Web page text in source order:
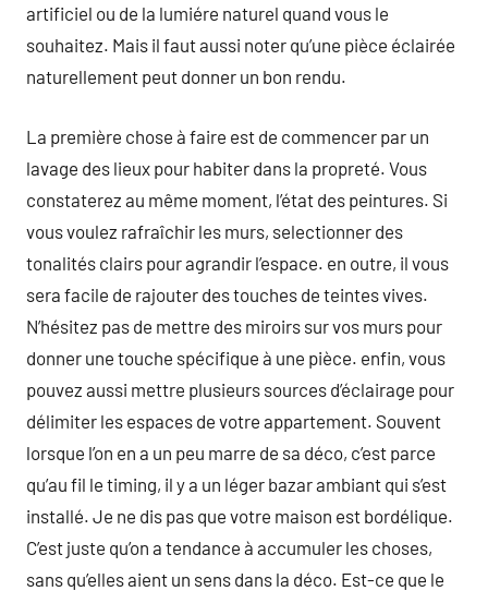
artificiel ou de la lumiére naturel quand vous le
souhaitez. Mais il faut aussi noter qu’une pièce éclairée
naturellement peut donner un bon rendu.
La première chose à faire est de commencer par un
lavage des lieux pour habiter dans la propreté. Vous
constaterez au même moment, l’état des peintures. Si
vous voulez rafraîchir les murs, selectionner des
tonalités clairs pour agrandir l’espace. en outre, il vous
sera facile de rajouter des touches de teintes vives.
N’hésitez pas de mettre des miroirs sur vos murs pour
donner une touche spécifique à une pièce. enfin, vous
pouvez aussi mettre plusieurs sources d’éclairage pour
délimiter les espaces de votre appartement. Souvent
lorsque l’on en a un peu marre de sa déco, c’est parce
qu’au fil le timing, il y a un léger bazar ambiant qui s’est
installé. Je ne dis pas que votre maison est bordélique.
C’est juste qu’on a tendance à accumuler les choses,
sans qu’elles aient un sens dans la déco. Est-ce que le